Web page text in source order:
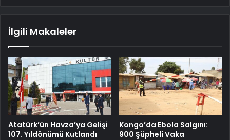
İlgili Makaleler
Atatürk’ün Havza’ya Gelişi
107. Yıldönümü Kutlandı
Kongo’da Ebola Salgını:
900 Şüpheli Vaka